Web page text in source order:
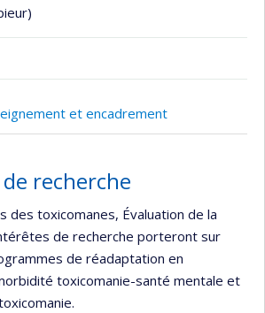
et encadrement
recherche
des toxicomanes, Évaluation de la
de recherche porteront sur
de réadaptation en
toxicomanie-santé mentale et